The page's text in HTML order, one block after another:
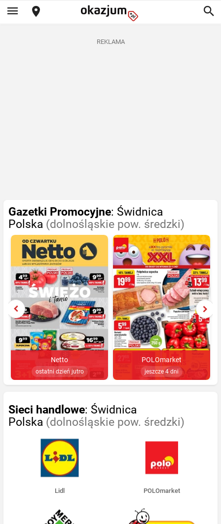
REKLAMA
Gazetki Promocyjne: Świdnica
Polska (dolnośląskie pow. średzki)
Netto
ostatni dzień jutro
POLOmarket
jeszcze 4 dni
Sieci handlowe: Świdnica
Polska (dolnośląskie pow. średzki)
Lidl POLOmarket